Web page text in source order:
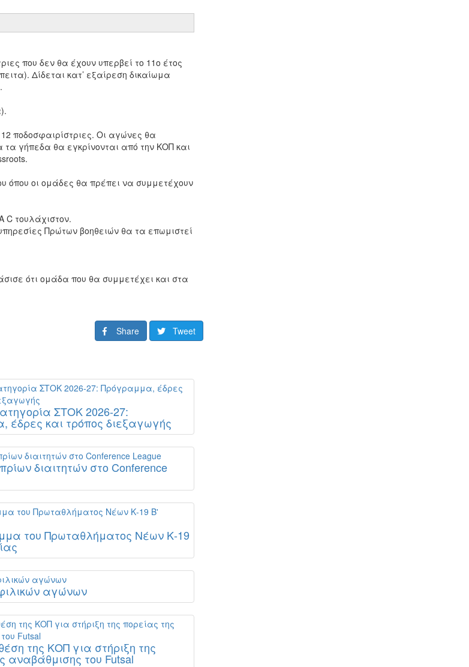
που δεν θα έχουν υπερβεί το 11ο έτος
Δίδεται κατ’ εξαίρεση δικαίωμα
ποδοσφαιρίστριες. Οι αγώνες θα
γήπεδα θα εγκρίνονται από την ΚΟΠ και
οι ομάδες θα πρέπει να συμμετέχουν
C τουλάχιστον.
Πρώτων βοηθειών θα τα επωμιστεί
ότι ομάδα που θα συμμετέχει και στα
Share Tweet
ΣΤΟΚ 2026-27:
έδρες και τρόπος διεξαγωγής
διαιτητών στο Conference
του Πρωταθλήματος Νέων Κ-19
αγώνων
της ΚΟΠ για στήριξη της
αναβάθμισης του Futsal